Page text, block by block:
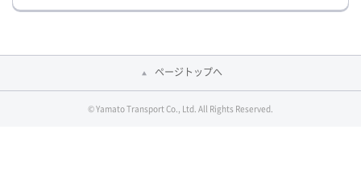
ページトップへ
© Yamato Transport Co., Ltd. All Rights Reserved.